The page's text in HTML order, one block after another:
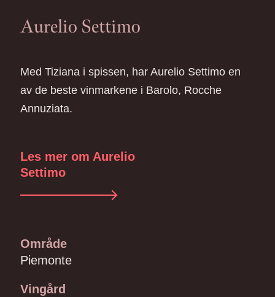
Aurelio Settimo
Med Tiziana i spissen, har Aurelio Settimo en
av de beste vinmarkene i Barolo, Rocche
Annuziata.
Les mer om Aurelio
Settimo
Område
Piemonte
Vingård